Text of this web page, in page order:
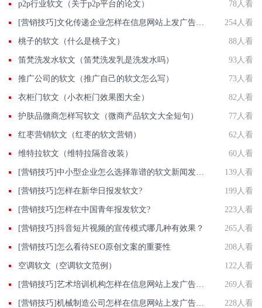
p2p行业软文（关于p2p平台的论文） 78人看
[营销技巧]文化传递企业怎样在信息网站上发广告做推广提高产品知名度呢 254人看
桃子的软文（什么是桃子文） 88人看
笛梵洗发水软文（笛梵洗发乳是洗发水吗） 93人看
推广公司的软文（推广自己的软文怎么写） 73人看
衣柜门软文（小衣柜门效果图大全） 82人看
护肤品微商怎样写软文（微商产品软文大全短句） 77人看
红枣营销软文（红枣的软文营销） 62人看
维特拉软文（维特拉隔音改装） 60人看
[营销技巧]中小型企业怎么选择靠谱的软文新闻发布平台? 139人看
[营销技巧]怎样在新华日报发软文? 199人看
[营销技巧]怎样在中国青年报发软文? 223人看
[营销技巧]抖音短片视频的宣传模式哪几种有效果？ 265人看
[营销技巧]怎么看待SEO原创文案的重要性 208人看
空调软文（空调软文范例） 122人看
[营销技巧]艺术培训机构怎样在信息网站上发广告做推广提高产品知名度呢 269人看
[营销技巧]机械制造公司怎样在信息网站上发广告做推广提高产品知名度呢 228人看